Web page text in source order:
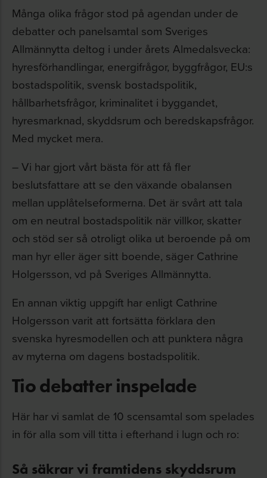
Många olika frågor stod på agendan under de
debatter och panelsamtal som Sveriges
Allmännytta deltog i under årets Almedalsvecka:
hyresförhandlingar, energifrågor, byggfrågor, EU:s
bostadspolitik, svensk bostadspolitik,
hållbarhetsfrågor, kriminalitet i byggandet,
hyresmarknad, skyddsrum och beredskapsfrågor.
Med mycket mera.
– Vi har gjort vårt bästa för att få fler
beslutsfattare att se den växande obalansen
mellan upplåtelseformerna. Det är svårt att tala
om en neutral bostadspolitik när villkor, skatter
och stöd ser så otroligt olika ut beroende på om
man hyr eller äger sitt boende, säger Cathrine
Holgersson, vd på Sveriges Allmännytta.
En annan viktig uppgift har enligt Cathrine
Holgersson varit att fortsätta förklara den
svenska hyresmodellen och att punktera några
av myterna om dagens bostadspolitik.
Tio debatter inspelade
Här har vi samlat de 10 scensamtal som spelades
in för alla som vill titta i efterhand i lugn och ro:
Så säkrar vi framtidens skyddsrum